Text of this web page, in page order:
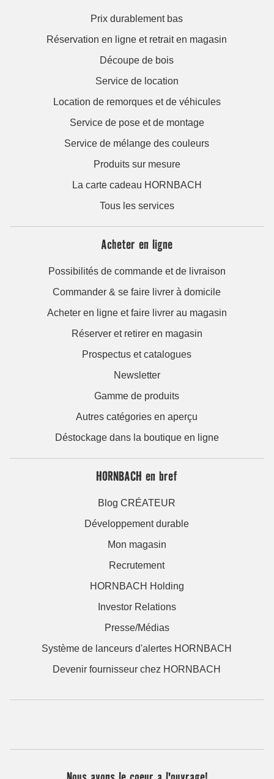
Prix durablement bas
Réservation en ligne et retrait en magasin
Découpe de bois
Service de location
Location de remorques et de véhicules
Service de pose et de montage
Service de mélange des couleurs
Produits sur mesure
La carte cadeau HORNBACH
Tous les services
Acheter en ligne
Possibilités de commande et de livraison
Commander & se faire livrer à domicile
Acheter en ligne et faire livrer au magasin
Réserver et retirer en magasin
Prospectus et catalogues
Newsletter
Gamme de produits
Autres catégories en aperçu
Déstockage dans la boutique en ligne
HORNBACH en bref
Blog CRÉATEUR
Développement durable
Mon magasin
Recrutement
HORNBACH Holding
Investor Relations
Presse/Médias
Système de lanceurs d'alertes HORNBACH
Devenir fournisseur chez HORNBACH